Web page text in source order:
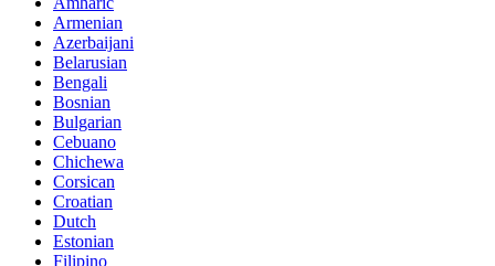
Armenian
Azerbaijani
Belarusian
Bengali
Bosnian
Bulgarian
Cebuano
Chichewa
Corsican
Croatian
Dutch
Estonian
Filipino